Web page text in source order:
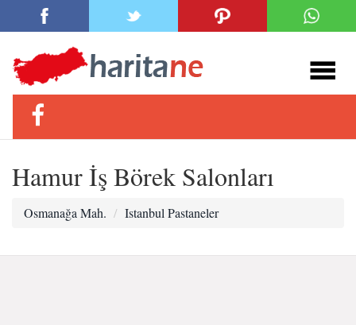
Hamur İş Börek Salonları
Osmanağa Mah. Istanbul Pastaneler